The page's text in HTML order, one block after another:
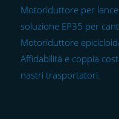
Motoriduttore per
soluzione EP35 per
Motoriduttore
Affidabilità e coppia
nastri trasportatori.